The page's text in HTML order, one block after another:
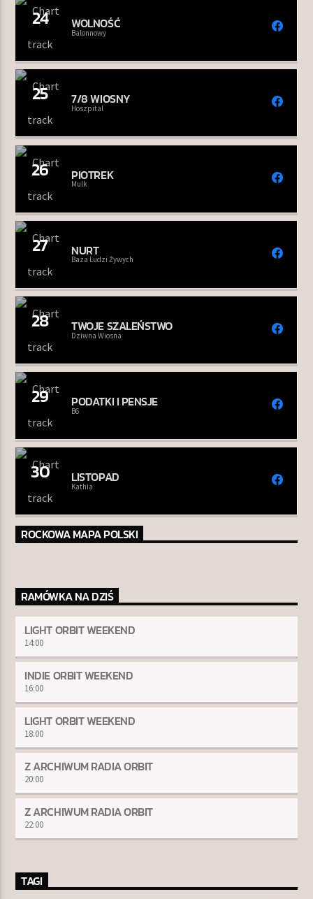
24 WOLNOŚĆ
Balonnowy
25 7/8 WIOSNY
Hoszpital
26 PIOTREK
Mulk
27 NURT
Baza Ludzi Żywych
28 TWOJE SZALEŃSTWO
Dziwna Wiosna
29 PODATKI I PENSJE
B6
30 LISTOPAD
Kathia
ROCKOWA MAPA POLSKI
RAMÓWKA NA DZIŚ
LIGHT ORBIT WEEKEND
14:00
INDIE ORBIT WEEKEND
16:00
LIGHT ORBIT WEEKEND
18:00
Z ARCHIWUM RADIA ORBIT
20:00
Z ARCHIWUM RADIA ORBIT
22:00
TAGI